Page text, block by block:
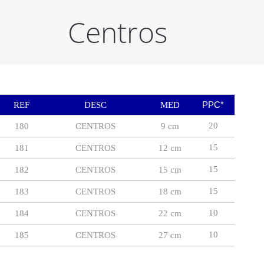
Centros
REF DESC MED PPC*
180 CENTROS 9 cm 20
181 CENTROS 12 cm 15
182 CENTROS 15 cm 15
183 CENTROS 18 cm 15
184 CENTROS 22 cm 10
185 CENTROS 27 cm 10